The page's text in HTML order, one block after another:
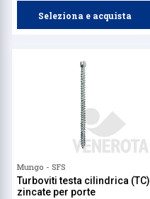
Seleziona e acquista
Mungo - SFS
Turboviti testa cilindrica (TC)
zincate per porte